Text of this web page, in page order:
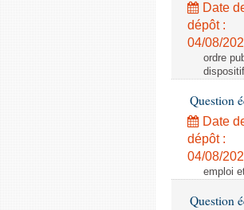
Date
dépôt :
04/08/
ordre
Question
Date
dépôt :
04/08/
emploi
Question